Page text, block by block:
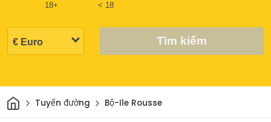
18+ < 18
Tìm kiếm
Trang chủ
Tuyến đường Bộ-Ile Rousse